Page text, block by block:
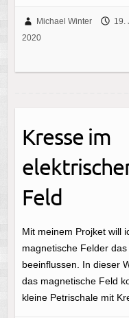
Michael Winter 19.
2020
Kresse im
Feld
Mit meinem Projket will
magnetische Felder
beeinflussen. In dieser
das magnetische Feld
kleine Petrischale mit